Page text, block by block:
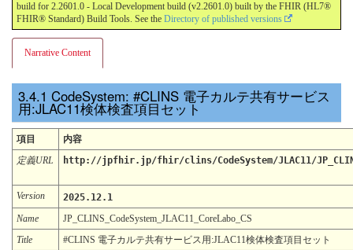
build for 2.2601.0 - Local Development build (v2.2601.0) built by the FHIR (HL7®
FHIR® Standard) Build Tools. See the Directory of published versions
Narrative Content
CodeSystem: #CLINS 電子カルテ共有サービス
用:JLAC11検体検査項目セット
項目
内容
定義URL
http://jpfhir.jp/fhir/clins/CodeSystem/JLAC11/
Version
2025.12.1
Name
JP_CLINS_CodeSystem_JLAC11_CoreLabo_CS
Title
#CLINS 電子カルテ共有サービス用:JLAC11検体検査項目セット